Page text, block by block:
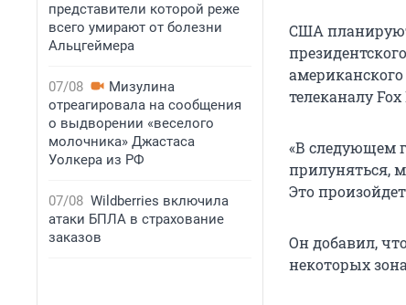
представители которой реже
всего умирают от болезни
Альцгеймера
07/08
Мизулина
отреагировала на сообщения
о выдворении «веселого
молочника» Джастаса
Уолкера из РФ
07/08 Wildberries включила
атаки БПЛА в страхование
заказов
CША
телеканалу Fox
«В следующем
прилуняться,
Это
Он добавил,
некоторых